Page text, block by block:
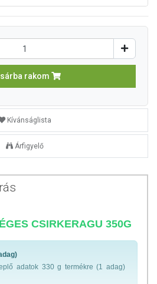
rakom
Kívánságlista
Árfigyelő
CSIRKERAGU 350G
adatok 330 g termékre (1 adag)